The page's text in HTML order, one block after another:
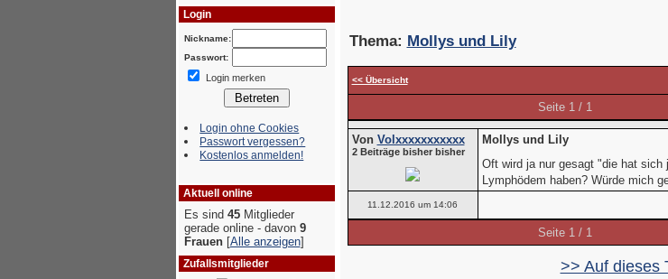
Login
Nickname:
Passwort:
Login merken
Login ohne Cookies
Passwort vergessen?
Kostenlos anmelden!
Aktuell online
Es sind 45Mitglieder
gerade online - davon 9
Frauen[Alle anzeigen]
Zufallsmitglieder
Thema: Mollys und Lily
<< Übersicht
Seite 1 / 1
Von Volxxxxxxxxxxx
2 Beiträge bisher bisher
Mollys und Lily
Oft wird ja nur gesagt "die hat
Lymphödem haben? Würde mich
11.12.2016 um 14:06
Seite 1 / 1
>> Auf dieses